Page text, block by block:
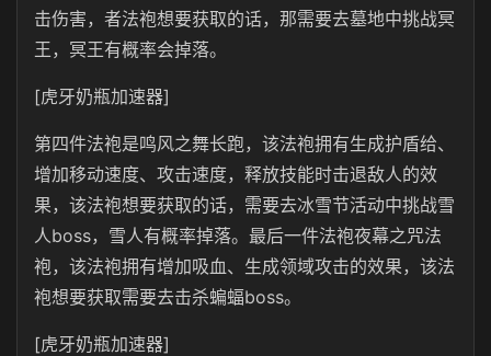
击伤害，者法袍想要获取的话，那需要去墓地中挑战冥
王，冥王有概率会掉落。
[虎牙奶瓶加速器]
第四件法袍是鸣风之舞长跑，该法袍拥有生成护盾给、
增加移动速度、攻击速度，释放技能时击退敌人的效
果，该法袍想要获取的话，需要去冰雪节活动中挑战雪
人boss，雪人有概率掉落。最后一件法袍夜幕之咒法
袍，该法袍拥有增加吸血、生成领域攻击的效果，该法
袍想要获取需要去击杀蝙蝠boss。
[虎牙奶瓶加速器]